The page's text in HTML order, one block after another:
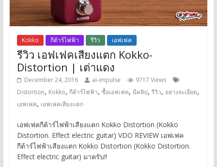
Kokko กีต้าร์ไฟฟ้า รีวิว เอฟเฟค
รีวิว เอฟเฟคเสียงแตก Kokko-
Distortion | เต่าแดง
December 24, 2016 ai-impulse
9717 Views
Distortion, Kokko, กีต้าร์ไฟฟ้า, ซื้อเอฟเฟค, มีคลิป,รีวิว, อย่างละเอียด,
เอฟเฟค, เอฟเฟคเสียงแตก
เอฟเฟคกีต้าร์ไฟฟ้าเสียงแตก Kokko Distortion (Kokko
Distortion. Effect electric guitar) VDO REVIEW เอฟเฟค
กีต้าร์ไฟฟ้าเสียงแตก Kokko Distortion (Kokko Distortion.
Effect electric guitar) มาครับ!!